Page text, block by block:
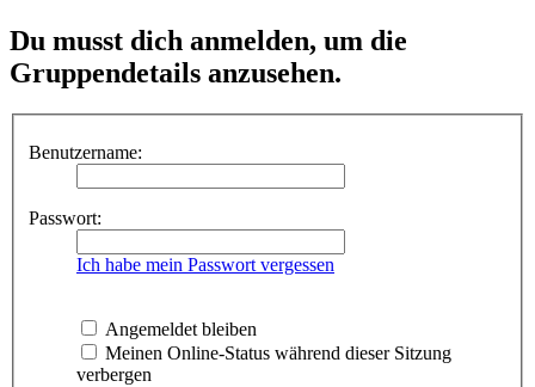
Du musst dich anmelden, um die
Gruppendetails anzusehen.
Benutzername:
Passwort:
Ich habe mein Passwort vergessen
Angemeldet bleiben
Meinen Online-Status während dieser Sitzung
verbergen